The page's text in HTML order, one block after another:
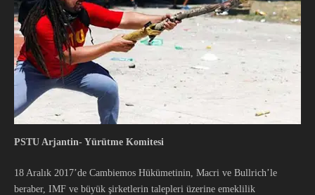
PSTU Arjantin- Yürütme Komitesi
18 Aralık 2017’de Cambiemos Hükümetinin, Macri ve Bullrich’le
beraber, IMF ve büyük şirketlerin talepleri üzerine emeklilik